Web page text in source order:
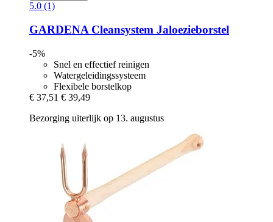
5.0 (1)
GARDENA Cleansystem Jaloezieborstel
-5%
Snel en effectief reinigen
Watergeleidingssysteem
Flexibele borstelkop
€ 37,51 € 39,49
Bezorging uiterlijk op 13. augustus